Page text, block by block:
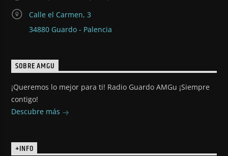
Calle el Carmen, 3
34880 Guardo - Palencia
SOBRE AMGU
¡Queremos lo mejor para ti! Radio Guardo AMGu ¡Siempre
contigo!
Descubre más
+INFO